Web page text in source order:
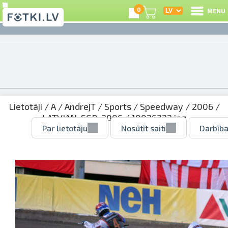
0 MENU
Lietotāji /A/AndrejT/ Sports/ Speedway / 2006 /
LATVIAN_SGP_2006/ 10026322.jpg
Par lietotāju Nosūtīt saiti